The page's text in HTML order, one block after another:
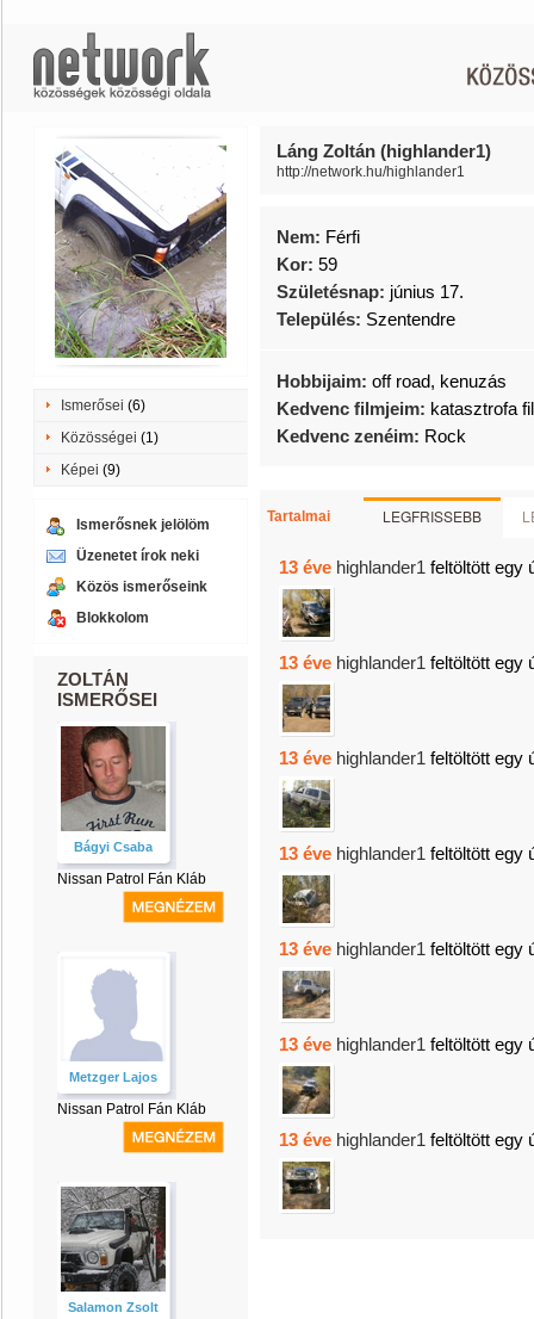
Ismerősei (6)
Közösségei (1)
Képei (9)
Ismerősnek jelölöm
Üzenetet írok neki
Közös ismerőseink
Blokkolom
ZOLTÁN
ISMERŐSEI
Bágyi Csaba
Nissan Patrol Fán Kláb
Metzger Lajos
Nissan Patrol Fán Kláb
Salamon Zsolt
Láng Zoltán (highlander1)
http://network.hu/highlander1
Nem: Férfi
Kor: 59
Születésnap: június 17.
Település: Szentendre
Hobbijaim: off road, kenuzás
Kedvenc filmjeim: katasztrofa
Kedvenc zenéim: Rock
Tartalmai LEGFRISSEBB
13 éve highlander1 feltöltött egy
13 éve highlander1 feltöltött egy
13 éve highlander1 feltöltött egy
13 éve highlander1 feltöltött egy
13 éve highlander1 feltöltött egy
13 éve highlander1 feltöltött egy
13 éve highlander1 feltöltött egy